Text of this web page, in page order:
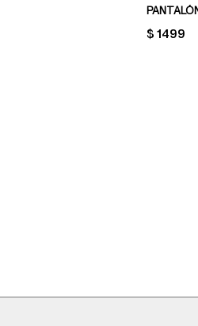
PRICE:
$ 1499